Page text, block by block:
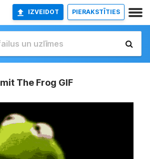
IZVEIDOT PIERAKSTĪTIES
The Frog GIF